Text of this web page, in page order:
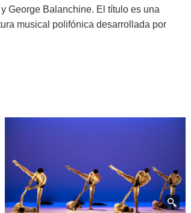
George Balanchine. El título es una
musical polifónica desarrollada por